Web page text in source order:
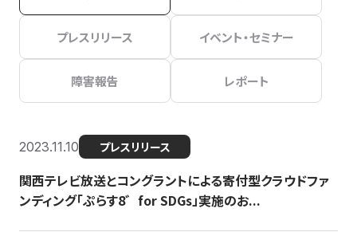
プレスリリース イベント・セミナー
障害報告 レポート
2023.11.10 プレスリリース
関西テレビ放送とコングラントによる寄付型クラウドファ
ンディング「ぷらす8゛for SDGs」実施のお...